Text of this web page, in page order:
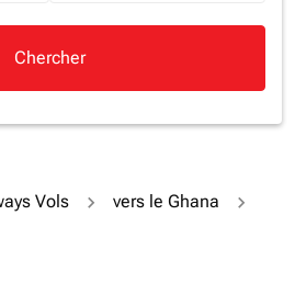
Chercher
Vols
vers le Ghana